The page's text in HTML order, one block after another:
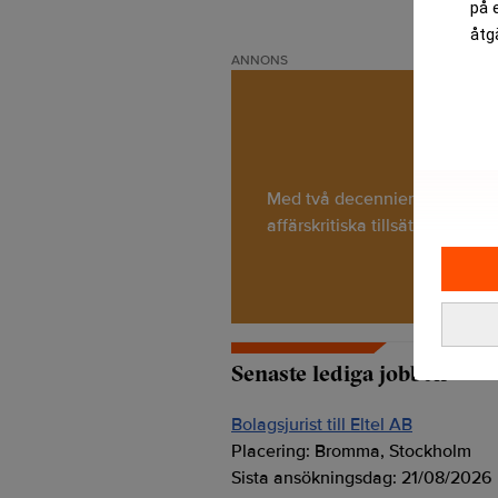
på
ANNONS
Med två decenniers
affärskritiska tillsättningar.
Senaste lediga jobben
Bolagsjurist till Eltel AB
Placering: Bromma, Stockholm
Sista ansökningsdag: 21/08/2026